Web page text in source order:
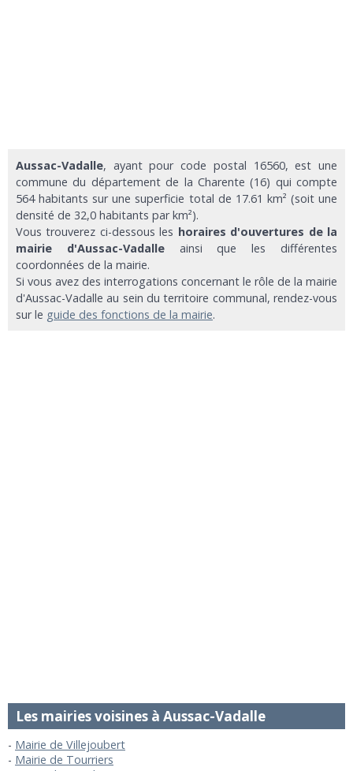
Aussac-Vadalle, ayant pour code postal 16560, est une
commune du département de la Charente (16) qui compte
564 habitants sur une superficie total de 17.61 km² (soit une
densité de 32,0 habitants par km²).
Vous trouverez ci-dessous les horaires d'ouvertures de la
mairie d'Aussac-Vadalleainsi que les différentes
coordonnées de la mairie.
Si vous avez des interrogations concernant le rôle de la mairie
d'Aussac-Vadalle au sein du territoire communal, rendez-vous
sur le guide des fonctions de la mairie.
Les mairies voisines à Aussac-Vadalle
Mairie de Villejoubert
Mairie de Tourriers